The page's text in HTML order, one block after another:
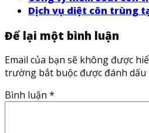
Dịch vụ diệt côn trùng
Để lại một bình luận
Email của bạn sẽ không được
trường bắt buộc được đánh dấu
Bình luận *